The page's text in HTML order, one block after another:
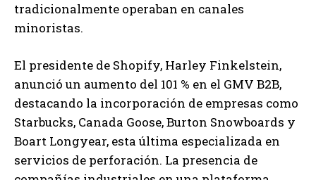
tradicionalmente operaban en canales
minoristas.
El presidente de Shopify, Harley Finkelstein,
anunció un aumento del 101 % en el GMV B2B,
destacando la incorporación de empresas como
Starbucks, Canada Goose, Burton Snowboards y
Boart Longyear, esta última especializada en
servicios de perforación. La presencia de